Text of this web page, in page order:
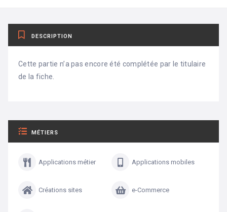
DESCRIPTION
Cette partie n’a pas encore été complétée par le titulaire
de la fiche.
MÉTIERS
Applications métier Applications mobiles
Créations sites e-Commerce